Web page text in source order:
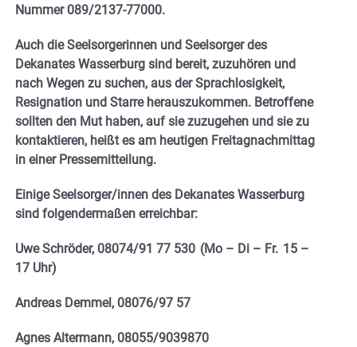
Nummer 089/2137-77000.
Auch die Seelsorgerinnen und Seelsorger des
Dekanates Wasserburg sind bereit, zuzuhören und
nach Wegen zu suchen, aus der Sprachlosigkeit,
Resignation und Starre herauszukommen. Betroffene
sollten den Mut haben, auf sie zuzugehen und sie zu
kontaktieren, heißt es am heutigen Freitagnachmittag
in einer Pressemitteilung.
Einige Seelsorger/innen des Dekanates Wasserburg
sind folgendermaßen erreichbar:
Uwe Schröder, 08074/91 77 530 (Mo – Di – Fr. 15 –
17 Uhr)
Andreas Demmel, 08076/97 57
Agnes Altermann, 08055/9039870